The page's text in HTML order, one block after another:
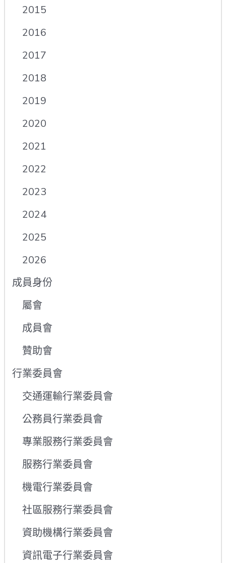
2015
2016
2017
2018
2019
2020
2021
2022
2023
2024
2025
2026
成員身份
屬會
成員會
贊助會
行業委員會
交通運輸行業委員會
公務員行業委員會
專業服務行業委員會
服務行業委員會
機電行業委員會
社區服務行業委員會
資助機構行業委員會
資訊電子行業委員會